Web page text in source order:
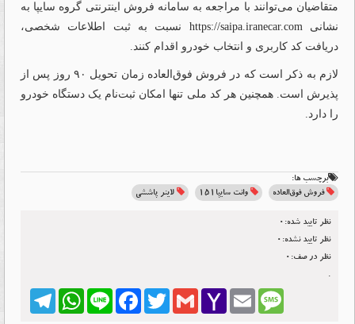
متقاضیان می‌توانند با مراجعه به سامانه فروش اینترنتی گروه سایپا به
نشانی
https://saipa.iranecar.comنسبت به ثبت اطلاعات شخصی،
دریافت کد کاربری و انتخاب خودرو اقدام کنند.
لازم به ذکر است که در فروش فوق‌العاده زمان تحویل ۹۰ روز پس از
پذیرش است. همچنین هر کد ملی تنها امکان ثبت‌نام یک دستگاه خودرو
را دارد.
برچسب ها:
فروش فوق‌العاده
وانت سایپا۱۵۱ لاینر پاششی
نظر تایید شده:0
نظر تایید نشده:0
نظر در صف:0
TelegramWhatsApp LineFacebook Twitter Gmail
Yahoo
Email Message